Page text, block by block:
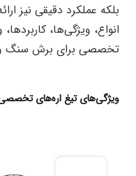
بلکه عملکرد دقیقی نیز
انواع، ویژگی‌ها،
تخصصی برای برش سنگ و
ویژگی‌های تیغ اره‌های